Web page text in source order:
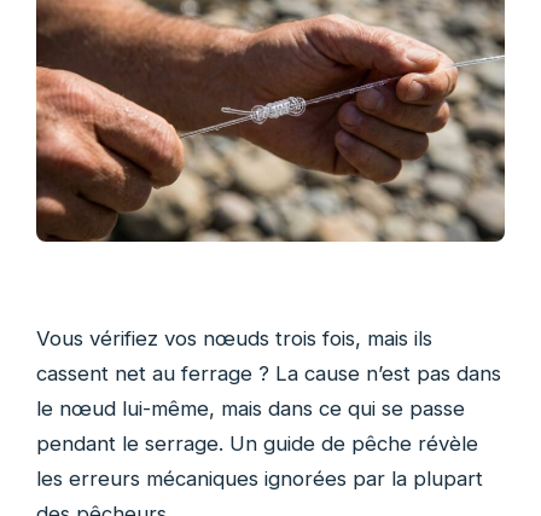
Vous vérifiez vos nœuds trois fois, mais ils
cassent net au ferrage ? La cause n’est pas dans
le nœud lui-même, mais dans ce qui se passe
pendant le serrage. Un guide de pêche révèle
les erreurs mécaniques ignorées par la plupart